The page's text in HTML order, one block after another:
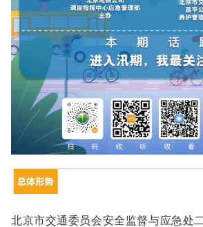
北京市交通委员会安全监督与应急处